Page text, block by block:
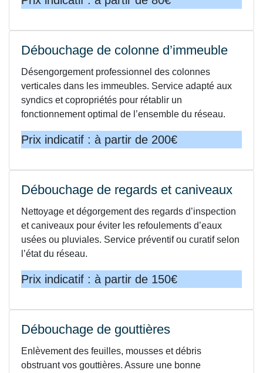
Débouchage de colonne d’immeuble
Désengorgement professionnel des colonnes
verticales dans les immeubles. Service adapté aux
syndics et copropriétés pour rétablir un
fonctionnement optimal de l’ensemble du réseau.
Prix indicatif : à partir de 200€
Débouchage de regards et caniveaux
Nettoyage et dégorgement des regards d’inspection
et caniveaux pour éviter les refoulements d’eaux
usées ou pluviales. Service préventif ou curatif selon
l’état du réseau.
Prix indicatif : à partir de 150€
Débouchage de gouttières
Enlèvement des feuilles, mousses et débris
obstruant vos gouttières. Assure une bonne